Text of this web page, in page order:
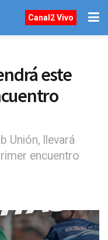
Canal2 Vivo
este
Unión, llevará
encuentro